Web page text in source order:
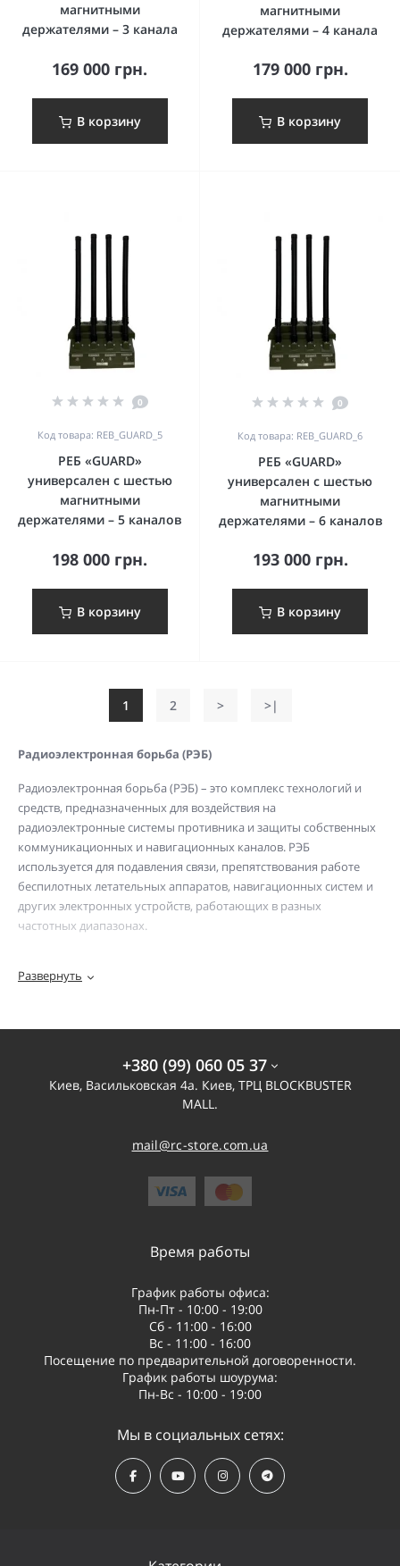
магнитными
держателями – 3 канала
169 000 грн.
В корзину
магнитными
держателями – 4 канала
179 000 грн.
В корзину
0
Код товара: REB_GUARD_5
РЕБ «GUARD»
универсален с шестью
магнитными
держателями – 5 каналов
198 000 грн.
В корзину
0
Код товара: REB_GUARD_6
РЕБ «GUARD»
универсален с шестью
магнитными
держателями – 6 каналов
193 000 грн.
В корзину
1 2 > >|
Радиоэлектронная борьба (РЭБ)
Радиоэлектронная борьба (РЭБ) – это комплекс технологий и
средств, предназначенных для воздействия на
радиоэлектронные системы противника и защиты собственных
коммуникационных и навигационных каналов. РЭБ
используется для подавления связи, препятствования работе
беспилотных летательных аппаратов, навигационных систем и
других электронных устройств, работающих в разных
частотных диапазонах.
Подавление связи – блокировка радиоканалов в заданных
Борьба с дронами – создание препятствий навигации и
несанкционированному прослушиванию и передаче данных.
Глушение спутниковых сигналов – ограничение работы GPS,
ГЛОНАСС, Galileo и других навигационных систем.
Стационарные – устанавливаются на объектах защиты
определенной территории.
Мобильные интегрируются в транспортные средства для
оперативного применения.
полевых условиях.
Развернуть
+380 (99) 060 05 37
Киев, Васильковская 4а. Киев, ТРЦ BLOCKBUSTER
MALL.
mail@rc-store.com.ua
Время работы
График работы офиса:
Пн-Пт - 10:00 - 19:00
Сб - 11:00 - 16:00
Вс - 11:00 - 16:00
Посещение по предварительной договоренности.
График работы шоурума:
Пн-Вс - 10:00 - 19:00
Мы в социальных сетях: